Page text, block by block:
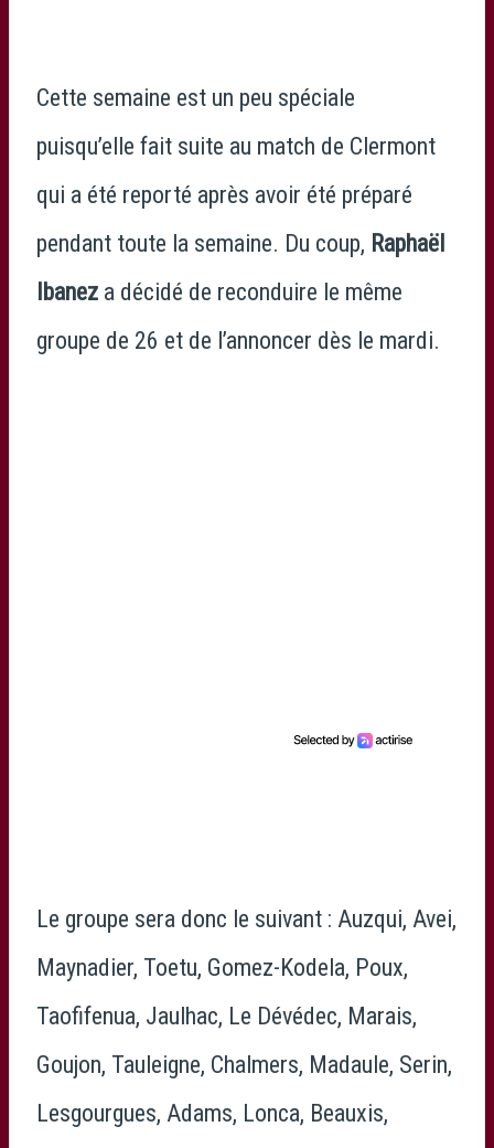
Cette semaine est un peu spéciale
puisqu’elle fait suite au match de Clermont
qui a été reporté après avoir été préparé
pendant toute la semaine. Du coup, Raphaël
Ibanez a décidé de reconduire le même
groupe de 26 et de l’annoncer dès le mardi.
Le groupe sera donc le suivant : Auzqui, Avei,
Maynadier, Toetu, Gomez-Kodela, Poux,
Taofifenua, Jaulhac, Le Dévédec, Marais,
Goujon, Tauleigne, Chalmers, Madaule, Serin,
Lesgourgues, Adams, Lonca, Beauxis,